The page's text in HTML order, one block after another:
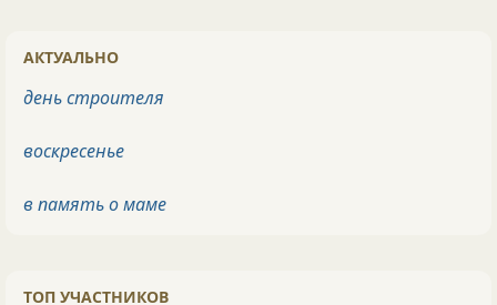
АКТУАЛЬНО
день строителя
воскресенье
в память о маме
ТОП УЧАСТНИКОВ